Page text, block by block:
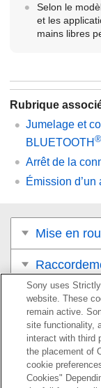
Selon le
et les
mains libres
Rubrique
Jumelage et
BLUETOOTH ®
Arrêt de la
Émission d’un
Mise en
Écoute de
Appels
Réception
Sony uses
website. These
remain active.
site functionality,
interact with third
the placement of
cookie
Cookies"